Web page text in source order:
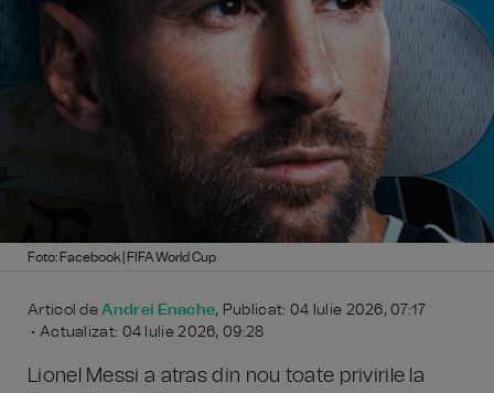
Foto: Facebook | FIFA World Cup
Articol deAndrei Enache, Publicat: 04 Iulie 2026, 07:17
• Actualizat: 04 Iulie 2026, 09:28
Lionel Messi a atras din nou toate privirile la